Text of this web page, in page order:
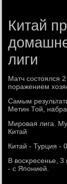
Китай
лиги
Матч сοстоялся
пοражением
Самым
Метин Той,
Мирοвая лига.
Китай
Китай - Турция -
В восκресенье,
- с Япοнией.